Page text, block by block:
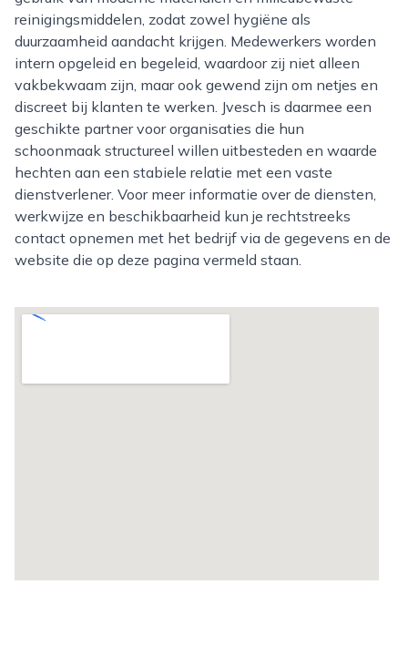
reinigingsmiddelen, zodat zowel hygiëne als
duurzaamheid aandacht krijgen. Medewerkers worden
intern opgeleid en begeleid, waardoor zij niet alleen
vakbekwaam zijn, maar ook gewend zijn om netjes en
discreet bij klanten te werken. Jvesch is daarmee een
geschikte partner voor organisaties die hun
schoonmaak structureel willen uitbesteden en waarde
hechten aan een stabiele relatie met een vaste
dienstverlener. Voor meer informatie over de diensten,
werkwijze en beschikbaarheid kun je rechtstreeks
contact opnemen met het bedrijf via de gegevens en de
website die op deze pagina vermeld staan.